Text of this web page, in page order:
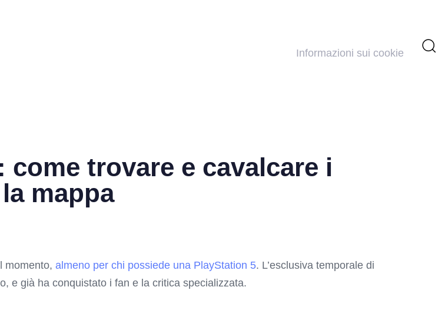
Informazioni sui cookie
trovare e cavalcare i
mappa
momento, almeno per chi possiede una PlayStation 5. L’esclusiva temporale di
e già ha conquistato i fan e la critica specializzata.